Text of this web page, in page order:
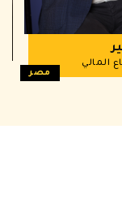
المالي
مصر